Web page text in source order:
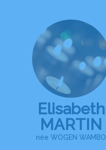
Elisabeth
MARTIN
née WOGEN WAMBO